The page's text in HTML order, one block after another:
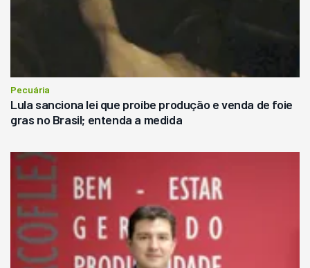
Pecuária
Lula sanciona lei que proíbe produção e venda de foie
gras no Brasil; entenda a medida